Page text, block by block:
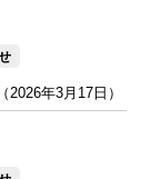
（2026年3月17日）